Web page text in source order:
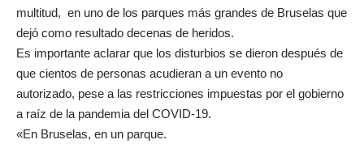
multitud, en uno de los parques más grandes de Bruselas que
dejó como resultado decenas de heridos.
Es importante aclarar que los disturbios se dieron después de
que cientos de personas acudieran a un evento no
autorizado, pese a las restricciones impuestas por el gobierno
a raíz de la pandemia del COVID-19.
«En Bruselas, en un parque.